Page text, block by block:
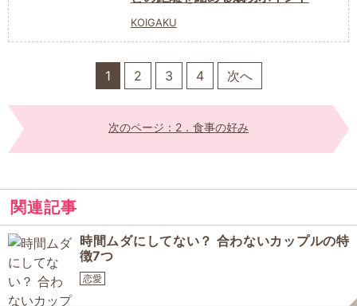
KOIGAKU
1 2 3 4 次へ
次のページ：2．食事の好み
関連記事
時間ムダにしてない？ 合わないカップルの特
徴7つ
恋愛